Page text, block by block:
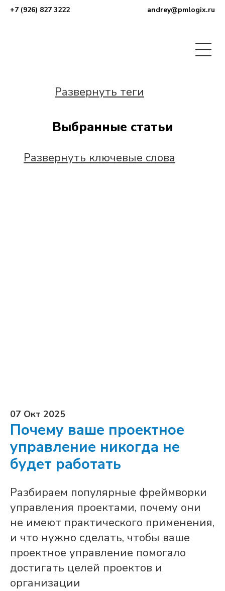
+7 (926) 827 3222 andrey@pmlogix.ru
Развернуть теги
Выбранные статьи
Развернуть ключевые слова
07 Окт 2025
Почему ваше проектное
управление никогда не
будет работать
Разбираем популярные фреймворки
управления проектами, почему они
не имеют практического применения,
и что нужно сделать, чтобы ваше
проектное управление помогало
достигать целей проектов и
организации